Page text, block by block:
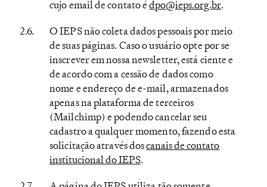
cujo email de contato édpo@ieps.org.br.
O IEPS não coleta dados pessoais por meio
de suas páginas. Caso o usuário opte por se
inscrever em nossa newsletter, está ciente e
de acordo com a cessão de dados como
nome e endereço de e-mail, armazenados
apenas na plataforma de terceiros
(Mailchimp) e podendo cancelar seu
cadastro a qualquer momento, fazendo esta
solicitação através doscanais de contato
institucional do IEPS.